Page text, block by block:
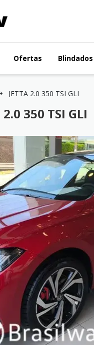
Ofertas Blindados
JETTA 2.0 350 TSI GLI
350 TSI GLI